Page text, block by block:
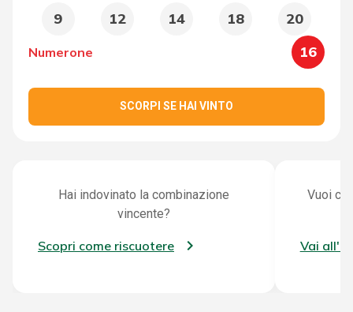
9 12 14 18 20
Numerone 16
SCORPI SE HAI VINTO
Hai indovinato la combinazione
vincente?
Scopri come riscuotere
Vuoi
Vai